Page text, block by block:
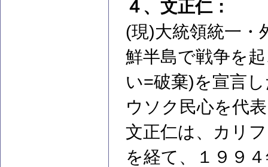
４、文正仁：
(現)大統領統一・
鮮半島で戦争を
い=破棄)を宣言
ウソク民心を代
文正仁は、カリ
を経て、１９９